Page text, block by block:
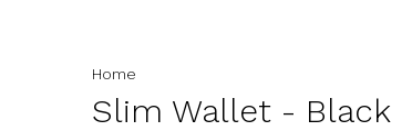
Home
Slim Wallet - Black